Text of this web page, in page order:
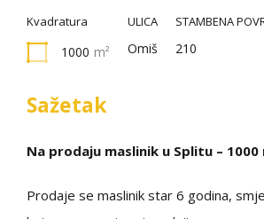
Kvadratura
1000 m²
ULICA
Omiš
STAMBENA
210
Sažetak
Na prodaju maslinik u Splitu – 1000
Prodaje se maslinik star 6 godina,